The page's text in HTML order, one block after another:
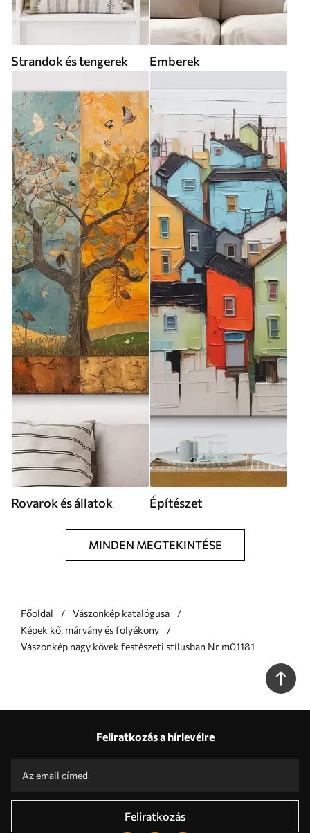
Strandok és tengerek Emberek
Rovarok és állatok Építészet
MINDEN MEGTEKINTÉSE
Főoldal
Vászonkép katalógusa
Képek kő, márvány és folyékony
Vászonkép nagy kövek festészeti stílusban Nr m01181
Feliratkozás a hírlevélre
Feliratkozás